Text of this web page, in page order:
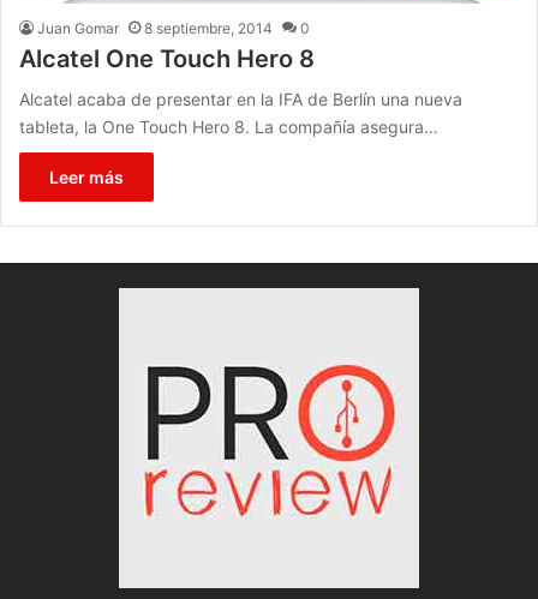
Juan Gomar 8 septiembre, 2014 0
Alcatel One Touch Hero 8
Alcatel acaba de presentar en la IFA de Berlín una nueva
tableta, la One Touch Hero 8. La compañía asegura…
Leer más